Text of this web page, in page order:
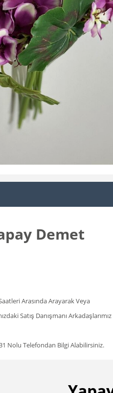
Demet
Arasında Arayarak Veya
Satış Danışmanı
31 Nolu Telefondan Bilgi Alabilirsiniz.